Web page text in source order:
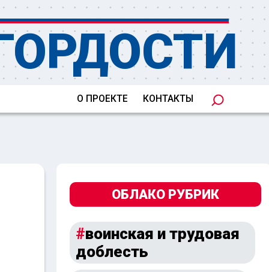
О ПРОЕКТЕ КОНТАКТЫ
ОБЛАКО РУБРИК
воинская и трудовая
доблесть